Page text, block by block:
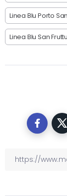
Linea Blu Porto
Linea Blu San